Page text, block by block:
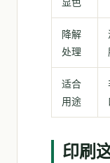
降解
处理
适合
用途
印刷